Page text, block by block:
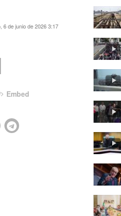
6 de junio de 2026 3:17
Embed